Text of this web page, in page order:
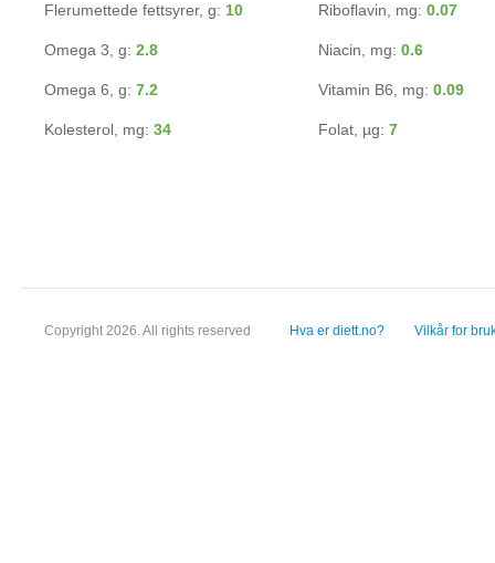
Flerumettede fettsyrer, g: 10
Omega 3, g: 2.8
Omega 6, g: 7.2
Kolesterol, mg: 34
Riboflavin, mg: 0.07
Niacin, mg: 0.6
Vitamin B6, mg: 0.09
Folat, µg: 7
Copyright 2026. All rights reserved Hva er diett.no? Vilkår for